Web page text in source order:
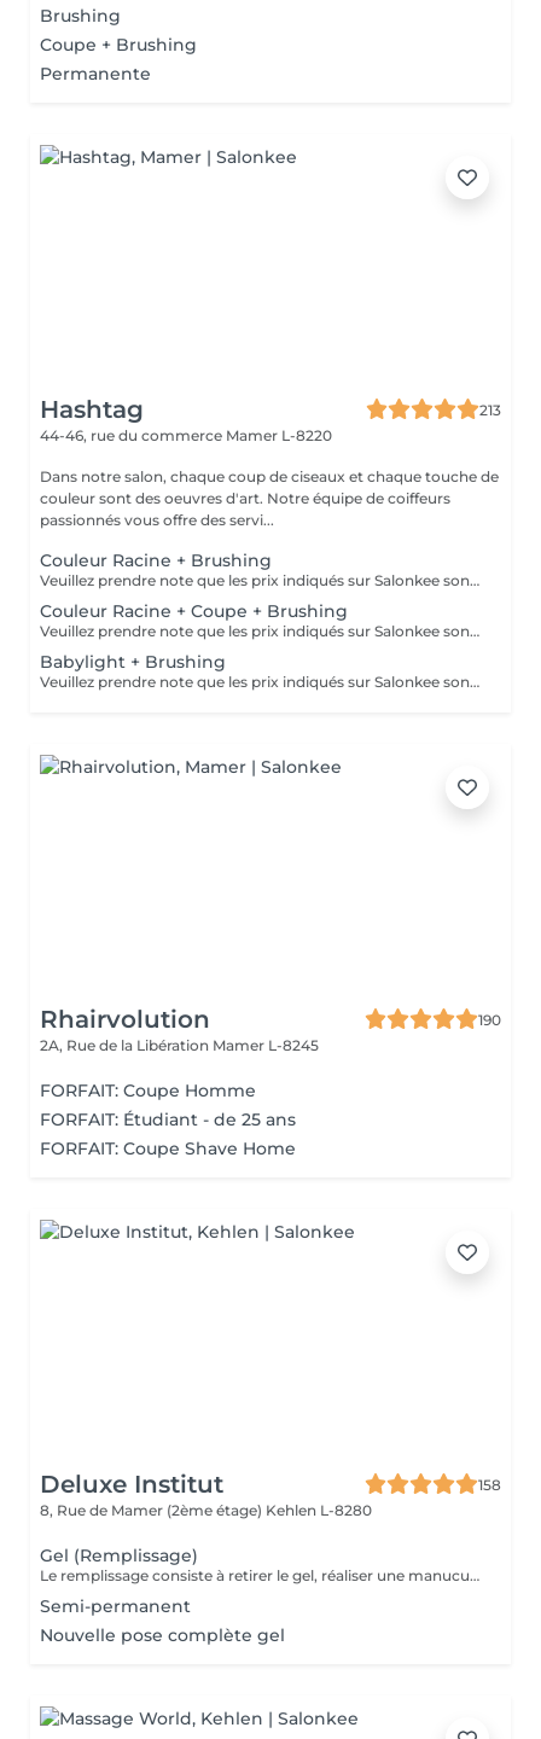
Brushing
Coupe + Brushing
Permanente
Hashtag
213
44-46, rue du commerce Mamer L-8220
Dans notre salon, chaque coup de ciseaux et chaque touche de
couleur sont des oeuvres d'art. Notre équipe de coiffeurs
passionnés vous offre des servi...
Couleur Racine + Brushing
Veuillez prendre note que les prix indiqués sur Salonkee sont communiqués à titre informatif et s'entendent de base. Ces derniers sont susceptibles de varier selon le diagnostic réalisé à votre arrivée au salon et l'expertise du professionnel à qui vous confiez votre beauté. Dans tous les cas, un devis précis vous sera proposé et toutes réalisations de prestations seront effectuées avec votre accord. Un grand merci d'avance pour votre compréhension. Au plaisir de vous recevoir très vite.
Couleur Racine + Coupe + Brushing
Veuillez prendre note que les prix indiqués sur Salonkee sont communiqués à titre informatif et s'entendent de base. Ces derniers sont susceptibles de varier selon le diagnostic réalisé à votre arrivée au salon et l'expertise du professionnel à qui vous confiez votre beauté. Dans tous les cas, un devis précis vous sera proposé et toutes réalisations de prestations seront effectuées avec votre accord. Un grand merci d'avance pour votre compréhension. Au plaisir de vous recevoir très vite.
Babylight + Brushing
Veuillez prendre note que les prix indiqués sur Salonkee sont communiqués à titre informatif et s'entendent de base. Ces derniers sont susceptibles de varier selon le diagnostic réalisé à votre arrivée au salon et l'expertise du professionnel à qui vous confiez votre beauté. Dans tous les cas, un devis précis vous sera proposé et toutes réalisations de prestations seront effectuées avec votre accord. Un grand merci d'avance pour votre compréhension. Au plaisir de vous recevoir très vite.
Rhairvolution
190
2A, Rue de la Libération Mamer L-8245
FORFAIT: Coupe Homme
FORFAIT: Étudiant - de 25 ans
FORFAIT: Coupe Shave Home
Deluxe Institut
158
8, Rue de Mamer (2ème étage) Kehlen L-8280
Gel (Remplissage)
Le remplissage consiste à retirer le gel, réaliser une manucure et poser de nouveau du gel. Veuillez noter qu'un supplément de 3 € sera ajouté si vous avez des ongles cassés. Si plus de 4 ongles sont cassés, le tarif d'une pose complète sera appliqué. Le prix étudiant est appliqué aux enfants des clientes habituelles.
Semi-permanent
Nouvelle pose complète gel